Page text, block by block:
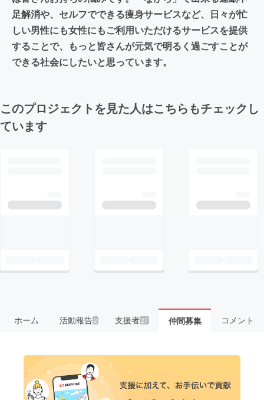
足解消や、セルフでできる痩身サービスなど、日々が忙
しい男性にも女性にもご利用いただけるサービスを提供
することで、もっと皆さんが元気で明るく過ごすことが
できる社会にしたいと思っています。
このプロジェクトを見た人はこちらもチェックし
ています
ホーム 活動報告2 支援者27 仲間募集 コメント